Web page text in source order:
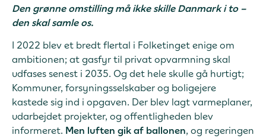
Den grønne omstilling må ikke skille Danmark i to –
den skal samle os.
I 2022 blev et bredt flertal i Folketinget enige om
ambitionen; at gasfyr til privat opvarmning skal
udfases senest i 2035. Og det hele skulle gå hurtigt;
Kommuner, forsyningsselskaber og boligejere
kastede sig ind i opgaven. Der blev lagt varmeplaner,
udarbejdet projekter, og offentligheden blev
informeret. Men luften gik af ballonen, og regeringen